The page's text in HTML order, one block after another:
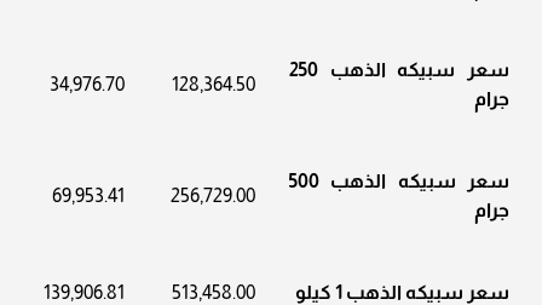
سعر سبيكه الذهب 250
جرام
128,364.50
34,976.70
سعر سبيكه الذهب 500
جرام
256,729.00
69,953.41
سعر سبيكه الذهب 1 كيلو 513,458.00
139,906.81